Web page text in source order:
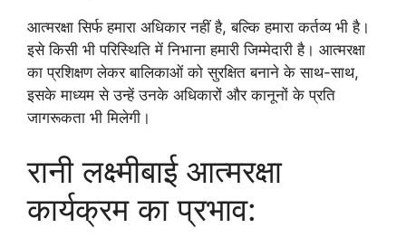
आत्मरक्षा सिर्फ हमारा अधिकार नहीं है, बल्कि हमारा कर्तव्य भी है।
इसे किसी भी परिस्थिति में निभाना हमारी जिम्मेदारी है। आत्मरक्षा
का प्रशिक्षण लेकर बालिकाओं को सुरक्षित बनाने के साथ-साथ,
इसके माध्यम से उन्हें उनके अधिकारों और कानूनों के प्रति
जागरूकता भी मिलेगी।
रानी लक्ष्मीबाई आत्मरक्षा
कार्यक्रम का प्रभाव: